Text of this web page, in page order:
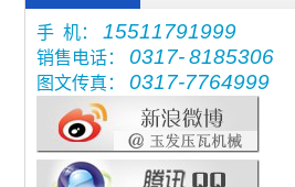
手 机： 15511791999
销售电话： 0317-8185306
图文传真： 0317-7764999